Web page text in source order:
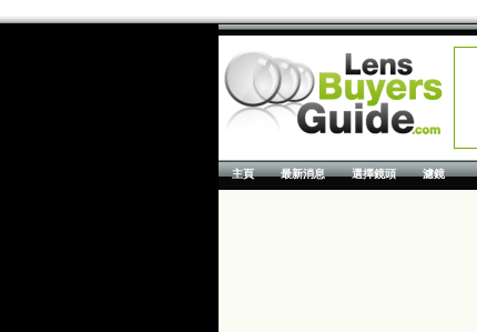
主頁 最新消息 選擇鏡頭 濾鏡